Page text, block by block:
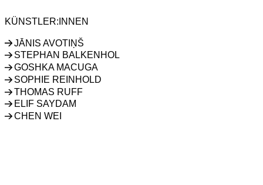
JĀNIS AVOTIŅŠ
STEPHAN BALKENHOL
GOSHKA MACUGA
SOPHIE REINHOLD
THOMAS RUFF
ELIF SAYDAM
CHEN WEI